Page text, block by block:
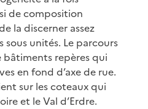
de composition
la discerner assez
unités. Le parcours
repères qui
en fond d’axe de rue.
sur les coteaux qui
et le Val d’Erdre.